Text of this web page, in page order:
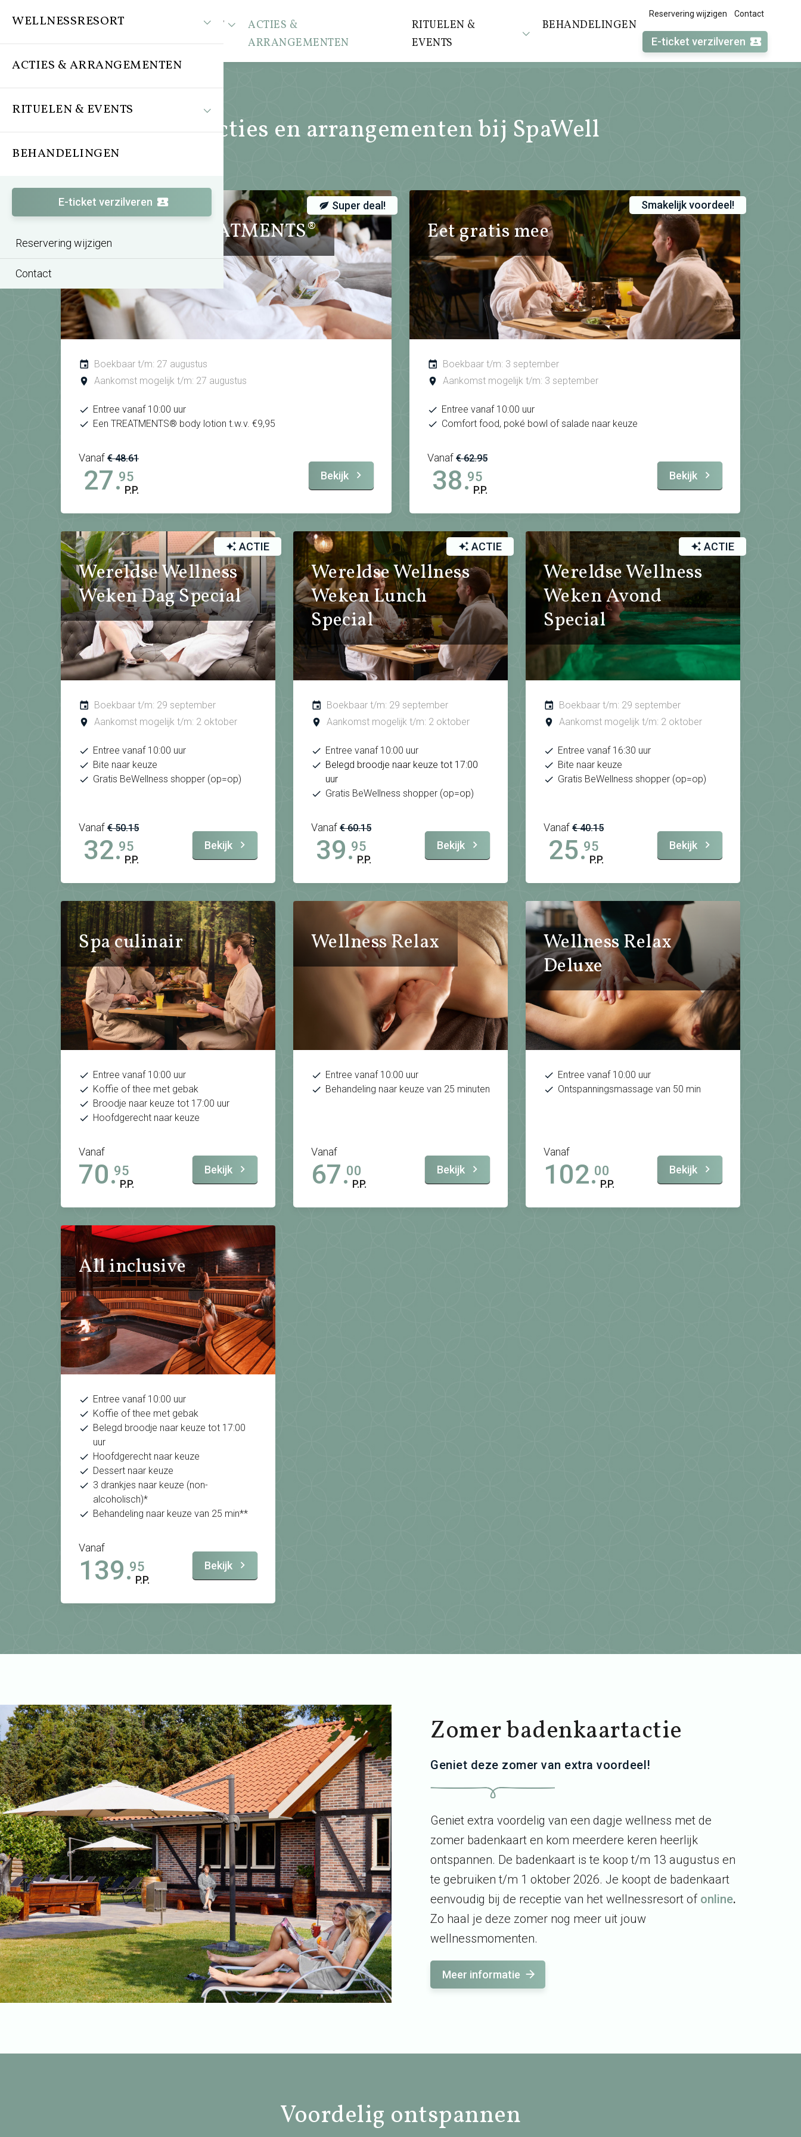
Reservering wijzigen Contact
WELLNESSRESORT
ACTIES &
ARRANGEMENTEN
RITUELEN &
EVENTS
BEHANDELINGEN
E-ticket verzilveren
WELLNESSRESORT
ACTIES & ARRANGEMENTEN
RITUELEN & EVENTS
BEHANDELINGEN
E-ticket verzilveren
Reservering wijzigen
Contact
Acties en arrangementen bij SpaWell
Zomeractie TREATMENTS®
Super deal!
Boekbaar t/m: 27 augustus
Aankomst mogelijk t/m: 27 augustus
Entree vanaf 10:00 uur
Een TREATMENTS® body lotion t.w.v. €9,95
Vanaf € 48.61
27.95
P.P.
Bekijk
Eet gratis mee
Smakelijk voordeel!
Boekbaar t/m: 3 september
Aankomst mogelijk t/m: 3 september
Entree vanaf 10:00 uur
Comfort food, poké bowl of salade naar keuze
Vanaf € 62.95
38.95
P.P.
Bekijk
Wereldse Wellness
Weken Dag Special
ACTIE
Boekbaar t/m: 29 september
Aankomst mogelijk t/m: 2 oktober
Entree vanaf 10:00 uur
Bite naar keuze
Gratis BeWellness shopper (op=op)
Vanaf € 50.15
32.95
P.P.
Bekijk
Wereldse Wellness
Weken Lunch
Special
ACTIE
Boekbaar t/m: 29 september
Aankomst mogelijk t/m: 2 oktober
Entree vanaf 10:00 uur
Belegd broodje naar keuze tot 17:00
uur
Gratis BeWellness shopper (op=op)
Vanaf € 60.15
39.95
P.P.
Bekijk
Wereldse Wellness
Weken Avond
Special
ACTIE
Boekbaar t/m: 29 september
Aankomst mogelijk t/m: 2 oktober
Entree vanaf 16:30 uur
Bite naar keuze
Gratis BeWellness shopper (op=op)
Vanaf € 40.15
25.95
P.P.
Bekijk
Spa culinair
Entree vanaf 10:00 uur
Koffie of thee met gebak
Broodje naar keuze tot 17:00 uur
Hoofdgerecht naar keuze
Vanaf
70.95
P.P.
Bekijk
Wellness Relax
Entree vanaf 10:00 uur
Behandeling naar keuze van 25 minuten
Vanaf
67.00
P.P.
Bekijk
Wellness Relax
Deluxe
Entree vanaf 10:00 uur
Ontspanningsmassage van 50 min
Vanaf
102.00
P.P.
Bekijk
All inclusive
Entree vanaf 10:00 uur
Koffie of thee met gebak
Belegd broodje naar keuze tot 17:00
uur
Hoofdgerecht naar keuze
Dessert naar keuze
3 drankjes naar keuze (non-
alcoholisch)*
Behandeling naar keuze van 25 min**
Vanaf
139.95
P.P.
Bekijk
Zomer badenkaartactie
Geniet deze zomer van extra voordeel!
Geniet extra voordelig van een dagje wellness met de
zomer badenkaart en kom meerdere keren heerlijk
ontspannen. De badenkaart is te koop t/m 13 augustus en
te gebruiken t/m 1 oktober 2026. Je koopt de badenkaart
eenvoudig bij de receptie van het wellnessresort of online.
Zo haal je deze zomer nog meer uit jouw
wellnessmomenten.
Meer informatie
Voordelig ontspannen